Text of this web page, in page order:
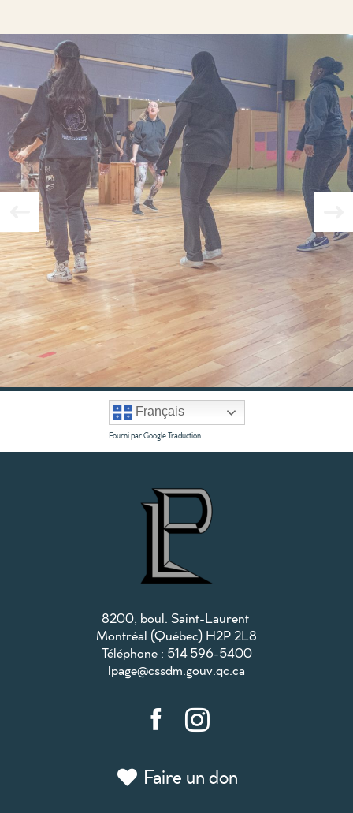
Français
8200, boul. Saint-Laurent
Montréal (Québec) H2P 2L8
Téléphone : 514596-5400
lpage@cssdm.gouv.qc.ca
Faire un don